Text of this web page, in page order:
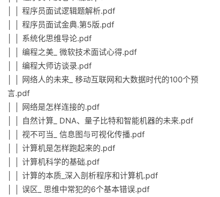
│ │ 程序员面试逻辑题解析.pdf
│ │ 程序员面试金典.第5版.pdf
│ │ 系统化思维导论.pdf
│ │ 编程之美_ 微软技术面试心得.pdf
│ │ 编程大师访谈录.pdf
│ │ 网络人的未来_ 移动互联网和大数据时代的100个预
言.pdf
│ │ 网络是怎样连接的.pdf
│ │ 自然计算_ DNA、量子比特和智能机器的未来.pdf
│ │ 视不可当_ 信息图与可视化传播.pdf
│ │ 计算机是怎样跑起来的.pdf
│ │ 计算机科学的基础.pdf
│ │ 计算的本质_深入剖析程序和计算机.pdf
│ │ 误区_ 思维中常犯的6个基本错误.pdf